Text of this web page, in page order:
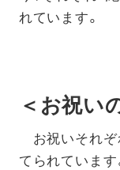
れています。
＜お祝い
お祝いそれぞ
てられています。